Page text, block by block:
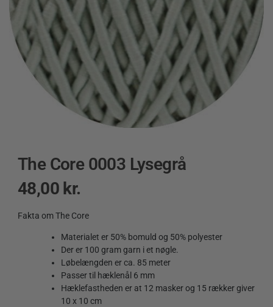
The Core 0003 Lysegrå
48,00 kr.
Fakta om The Core
Materialet er 50% bomuld og 50% polyester
Der er 100 gram garn i et nøgle.
Løbelængden er ca. 85 meter
Passer til hæklenål 6 mm
Hæklefastheden er at 12 masker og 15 rækker giver
10 x 10 cm